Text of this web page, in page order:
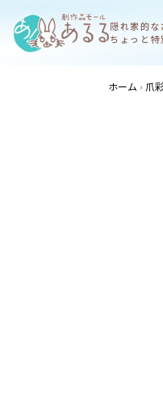
隠れ家的
ちょっと
ホーム 爪